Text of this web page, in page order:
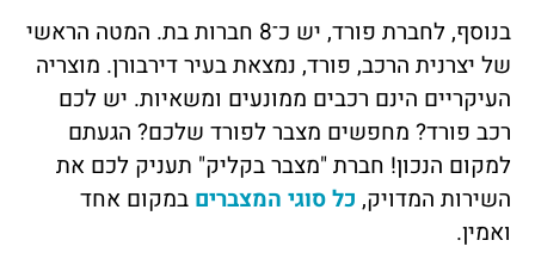
בנוסף, לחברת פורד, יש כ־8 חברות בת. המטה הראשי
של יצרנית הרכב, פורד, נמצאת בעיר דירבורן. מוצריה
העיקריים הינם רכבים ממונעים ומשאיות. יש לכם
רכב פורד? מחפשים מצבר לפורד שלכם? הגעתם
למקום הנכון! חברת "מצבר בקליק" תעניק לכם את
השירות המדויק, כל סוגי המצברים במקום אחד
ואמין.